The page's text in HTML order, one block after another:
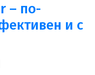
– по-
и с